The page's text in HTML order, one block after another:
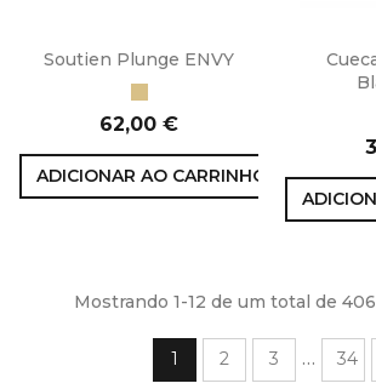
Soutien Plunge ENVY
Preço
62,00 €
ADICIONAR AO CARRINHO
Mostrando 1-12 de um total de
1 2 3 … 34